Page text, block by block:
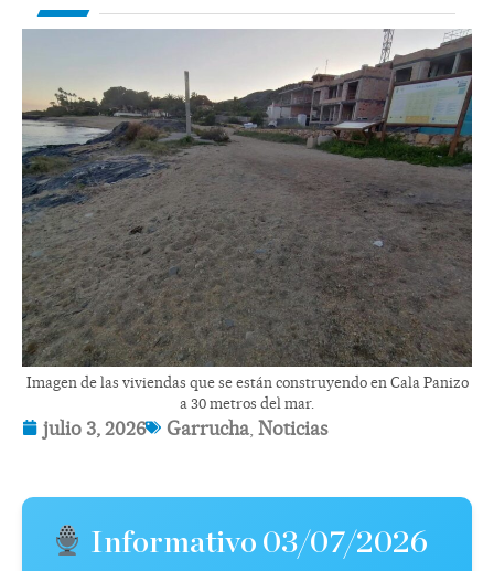
Imagen de las viviendas que se están construyendo en Cala Panizo
a 30 metros del mar.
julio 3, 2026 Garrucha Noticias
Informativo 03/07/2026